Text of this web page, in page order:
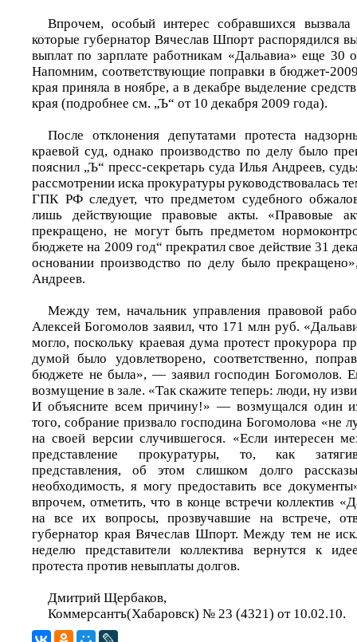
Впрочем, особый интерес собравшихся
которые губернатор Вячеслав Шпорт распорядился
выплат по зарплате работникам «Дальавиа» еще 30
Напомним, соответствующие поправки в бюджет-
края приняла в ноябре, а в декабре выделение
края (подробнее см. „Ъ“ от 10 декабря 2009 года).
После отклонения депутатами протеста
краевой суд, однако производство по делу было
пояснил „Ъ“ пресс-секретарь суда Илья Андреев,
рассмотрении иска прокуратуры руководствовалась
ГПК РФ следует, что предметом судебного
лишь действующие правовые акты. «Правовые
прекращено, не могут быть предметом
бюджете на 2009 год“ прекратил свое действие 31
основании производство по делу было
Андреев.
Между тем, начальник управления правовой
Алексей Богомолов заявил, что 171 млн руб.
могло, поскольку краевая дума протест прокурора
думой было удовлетворено, соответственно,
бюджете не была», — заявил господин Богомолов.
возмущение в зале. «Так скажите теперь: люди, ну
И объясните всем причину!» — возмущался один
того, собрание призвало господина Богомолова «не
на своей версии случившегося. «Если интересен
представление прокуратуры, то, как
представления, об этом слишком долго
необходимость, я могу предоставить все
впрочем, отметить, что в конце встречи коллектив
на все их вопросы, прозвучавшие на встрече,
губернатор края Вячеслав Шпорт. Между тем не
неделю представители коллектива вернутся к
протеста против невыплаты долгов.
Дмитрий Щербаков,
Коммерсантъ(Хабаровск) № 23 (4321) от 10.02.10.